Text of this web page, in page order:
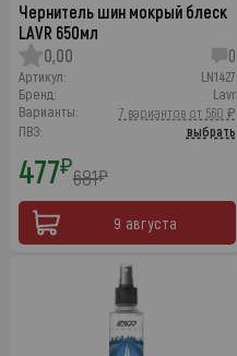
Чернитель шин мокрый блеск
LAVR 650мл
0,00
0
Артикул:
LN1427
Бренд:
Lavr
Варианты:
7 вариантов от 560 ₽
ПВЗ:
выбрать
477₽681₽
9 августа